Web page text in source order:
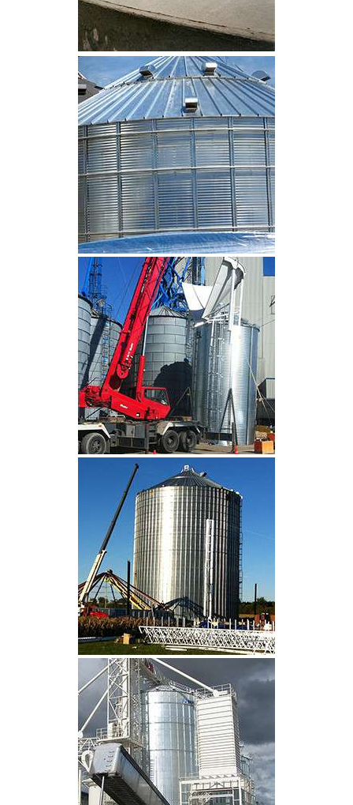
CLIQUEZ POUR AGRANDIR
CLIQUEZ POUR AGRANDIR
CLIQUEZ POUR AGRANDIR
CLIQUEZ POUR AGRANDIR